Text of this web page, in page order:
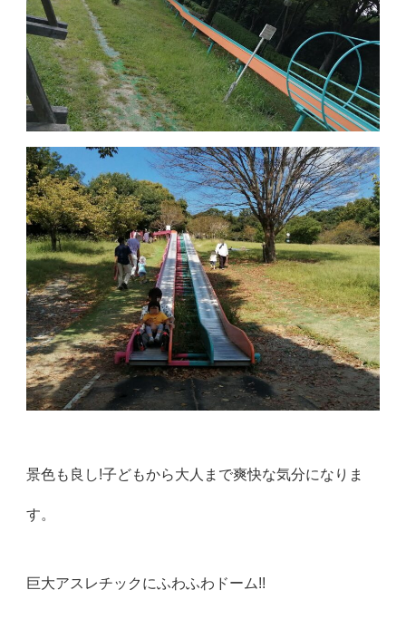
景色も良し!子どもから大人まで爽快な気分になりま
す。
巨大アスレチックにふわふわドーム!!